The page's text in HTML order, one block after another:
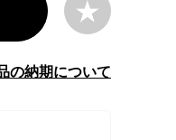
の納期について